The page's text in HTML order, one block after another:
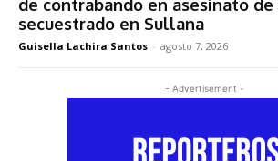
de contrabando en asesinato
secuestrado en Sullana
Guisella Lachira Santos - agosto 7, 2026
- Advertisement -